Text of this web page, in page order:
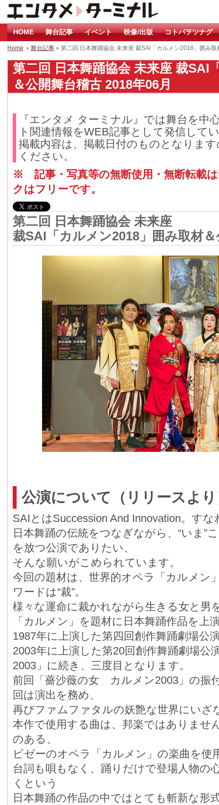
HOME 舞台記事 イベント 映像/出版 コトバヲツナグ
Home » 舞台記事 » 第二回 日本舞踊協会 未来座 裁SAI「カルメン2018」囲み
第二回 日本舞踊協会 未来座 裁SAI
＆公開舞台稽古 2018年06月
『エンタメ ターミナル』では舞台を中
ト関連情報をWEB記事として発信して
掲載内容は、掲載日付のものとなりま
ください。
※ 記事・写真等の無断使用・無断転載
クはフリーです。
第二回 日本舞踊協会 未来座
裁SAI「カルメン2018」囲み取材
公演について（リリースよ
SAIとはSuccession And Innovation。す
日本舞踊の伝統をつなぎながら、“いま”
を放つ公演でありたい、
そんな願いがこめられています。
今回の題材は、世界的オペラ「カルメン
ワードは“裁”。
様々な運命に裁かれながら生きる女と男
「カルメン」を題材に日本舞踊作品を上
1987年に上演した第四回創作舞踊劇場公
2003年に上演した第20回創作舞踊劇場
2003」に続き、三度目となります。
前回「薔沙薇の女 カルメン2003」の振
回は演出を務め、
再びファムファタルの妖艶な世界にいざ
本作で使用する曲は、邦楽ではありませ
のある、
ビゼーのオペラ「カルメン」の楽曲を使
台詞も唄もなく、踊りだけで登場人物の
くという
日本舞踊の作品の中ではとても斬新な形